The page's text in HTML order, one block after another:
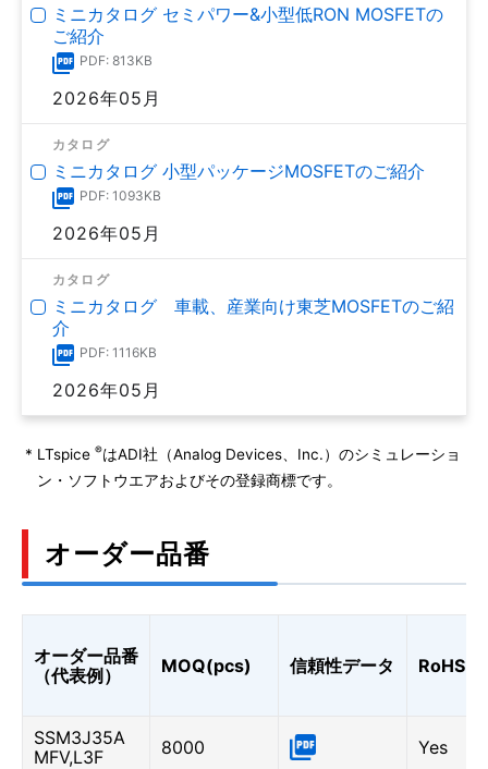
ミニカタログ セミパワー&小型低RON MOSFETの
ご紹介
PDF: 813KB
2026年05月
カタログ
ミニカタログ 小型パッケージMOSFETのご紹介
PDF: 1093KB
2026年05月
カタログ
ミニカタログ 車載、産業向け東芝MOSFETのご紹
介
PDF: 1116KB
2026年05月
* LTspice ®はADI社（Analog Devices、Inc.）のシミュレーショ
ン・ソフトウエアおよびその登録商標です。
オーダー品番
オーダー品番
（代表例）
MOQ(pcs) 信頼性データ RoHS
SSM3J35A
MFV,L3F
8000 Yes